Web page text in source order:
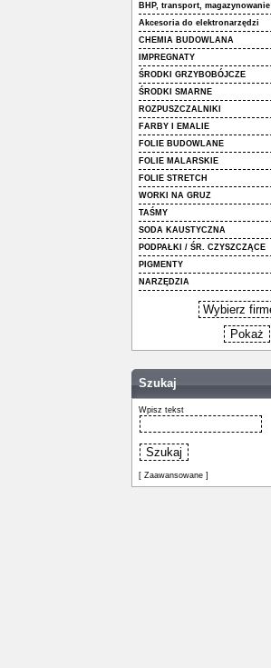
BHP, transport, magazynowanie
Akcesoria do elektronarzędzi
CHEMIA BUDOWLANA
IMPREGNATY
ŚRODKI GRZYBOBÓJCZE
ŚRODKI SMARNE
ROZPUSZCZALNIKI
FARBY I EMALIE
FOLIE BUDOWLANE
FOLIE MALARSKIE
FOLIE STRETCH
WORKI NA GRUZ
TAŚMY
SODA KAUSTYCZNA
PODPAŁKI / ŚR. CZYSZCZĄCE
PIGMENTY
NARZĘDZIA
Szukaj
Wpisz tekst
[ Zaawansowane ]